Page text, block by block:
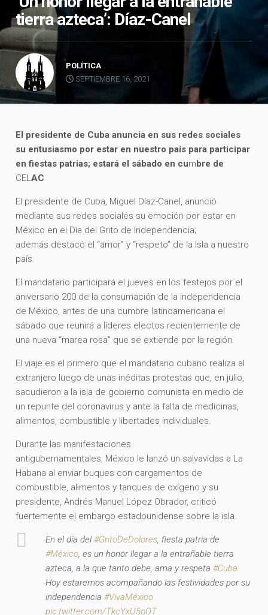
tierra azteca’: Díaz-Canel
POLÍTICA
SEPTIEMBRE 16, 2021
El presidente de Cuba anuncia en sus redes sociales
su entusiasmo por estar en nuestro país para participar
en fiestas patrias; estará el sábado en cumbre de
CELAC
El presidente de Cuba, Miguel Díaz-Canel, anunció
mediante sus redes sociales su emoción por estar en
México en el Día del Grito de Independencia;
además destacó el “amor” y “respeto” de la Isla a nuestro
país.
El mandatario participará el jueves en los festejos por el
aniversario 200 de la consumación de la independencia
de México, antes de una cumbre latinoamericana el
sábado que reunirá a líderes electos recientemente de
una nueva “marea rosa” que se extiende por la región.
El viaje es el primero que el mandatario cubano realiza al
extranjero luego de unas inéditas protestas que, en julio,
sacudieron a la isla de gobierno comunista en medio de
un repunte del coronavirus y ante la falta de medicinas,
alimentos, combustible y libertades individuales.
Durante las manifestaciones
antigubernamentales, México le lanzó un salvavidas a La
Habana al enviar buques con cargamentos de
combustible, alimentos y tanques de oxígeno y su
presidente, Andrés Manuel López Obrador, criticó
fuertemente el embargo estadounidense sobre la isla.
En el día del#GritoDeDolores, fiesta patria de
#México, es un honor llegar a la entrañable tierra
azteca, a la que tanto debe, ama y respeta#Cuba.
Hoy estaremos acompañando las festividades por su
independencia#VivaMéxico
pic.twitter.com/TkcYxU5oOT